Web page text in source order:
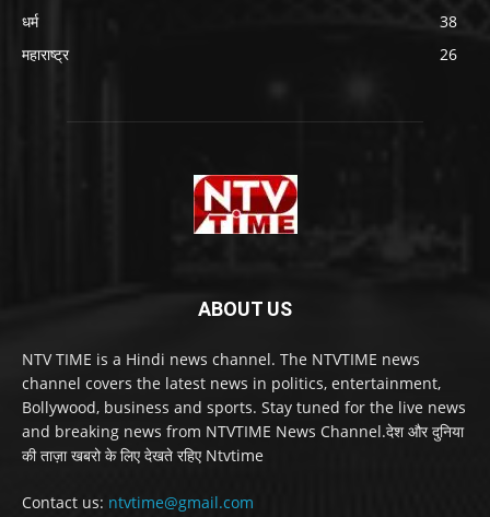
धर्म
38
महाराष्ट्र
26
ABOUT US
NTV TIME is a Hindi news channel. The NTVTIME news
channel covers the latest news in politics, entertainment,
Bollywood, business and sports. Stay tuned for the live news
and breaking news from NTVTIME News Channel.देश और दुनिया
की ताज़ा खबरो के लिए देखते रहिए Ntvtime
Contact us: ntvtime@gmail.com